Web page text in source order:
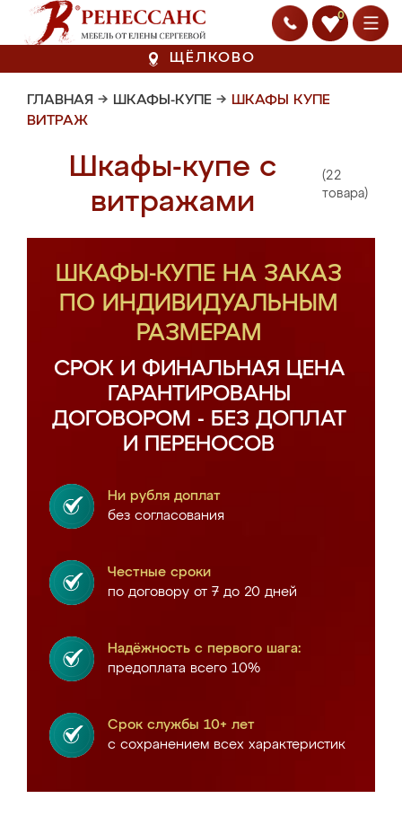
0
ЩЁЛКОВО
ГЛАВНАЯ → ШКАФЫ-КУПЕ → ШКАФЫ КУПЕ
ВИТРАЖ
Шкафы-купе с
витражами
(22
товара)
ШКАФЫ-КУПЕ НА ЗАКАЗ
ПО ИНДИВИДУАЛЬНЫМ
РАЗМЕРАМ
СРОК И ФИНАЛЬНАЯ ЦЕНА
ГАРАНТИРОВАНЫ
ДОГОВОРОМ - БЕЗ ДОПЛАТ
И ПЕРЕНОСОВ
Ни рубля доплат
без согласования
Честные сроки
по договору от 7 до 20 дней
Надёжность с первого шага:
предоплата всего 10%
Срок службы 10+ лет
с сохранением всех характеристик